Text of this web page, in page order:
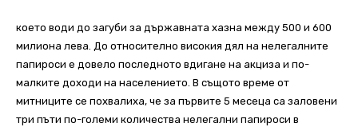
което води до загуби за държавната хазна между 500 и 600
милиона лева. До относително високия дял на нелегалните
папироси е довело последното вдигане на акциза и по-
малките доходи на населението. В същото време от
митниците се похвалиха, че за първите 5 месеца са заловени
три пъти по-големи количества нелегални папироси в